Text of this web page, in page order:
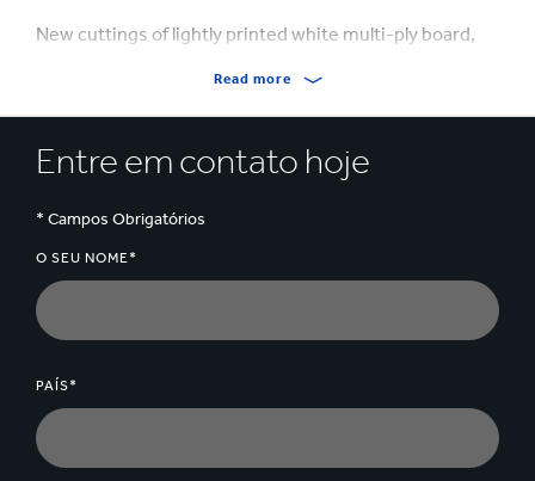
New cuttings of lightly printed white multi-ply board,
MATERIAL according to FSC® STD 40.007.
The content of all supplies meet the definitions and the
Read more
Entre em contato hoje
* Campos Obrigatórios
O SEU NOME*
PAÍS*